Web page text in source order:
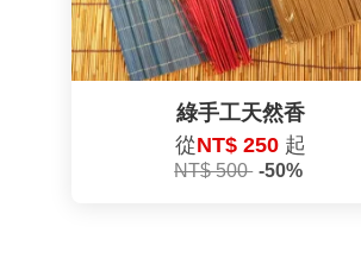
綠手工天然香
從NT$ 250 起
NT$ 500 -50%